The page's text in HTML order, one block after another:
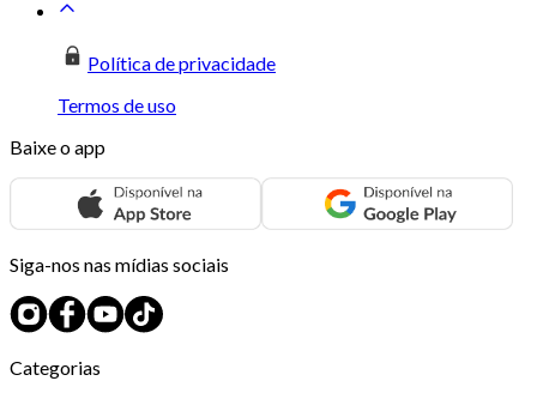
Política de privacidade
Termos de uso
Baixe o app
Siga-nos nas mídias sociais
Categorias